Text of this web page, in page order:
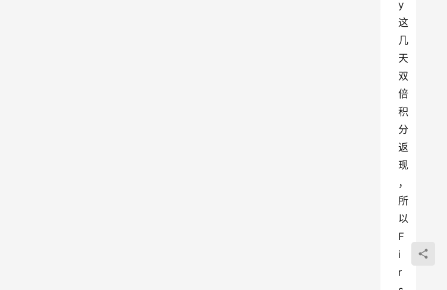
y
这
几
天
双
倍
积
分
返
现
，
所
以
F
i
r